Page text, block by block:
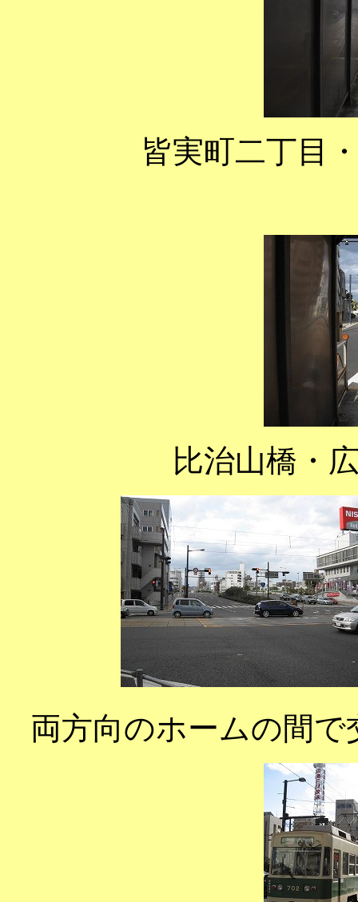
皆実町二丁目
比治山橋・
両方向のホームの間